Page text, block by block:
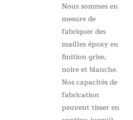
Nous sommes en
mesure de
fabriquer des
mailles époxy en
finition grise,
noire et blanche.
Nos capacités de
fabrication
peuvent tisser en